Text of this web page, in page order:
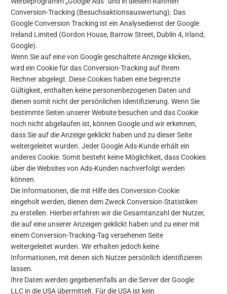
Conversion-Tracking (Besuchsaktionsauswertung). Das
Google Conversion Tracking ist ein Analysedienst der Google
Ireland Limited (Gordon House, Barrow Street, Dublin 4, Irland;
Google).
Wenn Sie auf eine von Google geschaltete Anzeige klicken,
wird ein Cookie für das Conversion-Tracking auf Ihrem
Rechner abgelegt. Diese Cookies haben eine begrenzte
Gültigkeit, enthalten keine personenbezogenen Daten und
dienen somit nicht der persönlichen Identifizierung. Wenn Sie
bestimmte Seiten unserer Website besuchen und das Cookie
noch nicht abgelaufen ist, können Google und wir erkennen,
dass Sie auf die Anzeige geklickt haben und zu dieser Seite
weitergeleitet wurden. Jeder Google Ads-Kunde erhält ein
anderes Cookie. Somit besteht keine Möglichkeit, dass Cookies
über die Websites von Ads-Kunden nachverfolgt werden
können.
Die Informationen, die mit Hilfe des Conversion-Cookie
eingeholt werden, dienen dem Zweck Conversion-Statistiken
zu erstellen. Hierbei erfahren wir die Gesamtanzahl der Nutzer,
die auf eine unserer Anzeigen geklickt haben und zu einer mit
einem Conversion-Tracking-Tag versehenen Seite
weitergeleitet wurden. Wir erhalten jedoch keine
Informationen, mit denen sich Nutzer persönlich identifizieren
lassen.
Ihre Daten werden gegebenenfalls an die Server der Google
LLC in die USA übermittelt. Für die USA ist kein